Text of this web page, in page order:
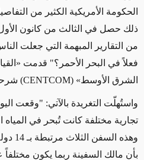
الحكومة الأمريكية الكثير من
ذلك حصل في الثالث من كانون
من التقارير المبهمة التي جعلت
فعلاً في البحر الأحمر؟" قدمت «
الشرق الأوسط»
(
CENTCOM
)
و استُهلّت التغريدة بالآتي: "وقعت
تجارية مختلفة كانت تُبحر في المياه
وهذه السفن الثلاث مرتبطة بـ 14 دولة مختلفة".
بأن مالك السفينة ربما يكون